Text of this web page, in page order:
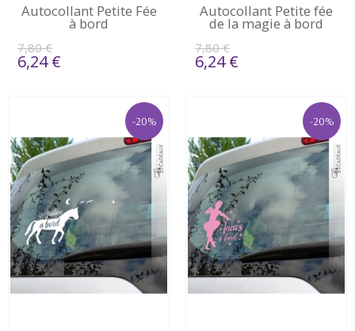
Autocollant Petite Fée
à bord
7,80 €
6,24 €
Autocollant Petite fée
de la magie à bord
7,80 €
6,24 €
-20% -20%